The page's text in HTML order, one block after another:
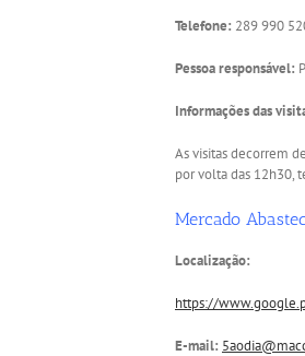
Telefone: 289 990
Pessoa responsável:
Informações das
As visitas decorrem
por volta das 12h30,
Mercado
Localização:
https://
E-mail: